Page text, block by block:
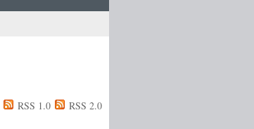
RSS 1.0 RSS 2.0